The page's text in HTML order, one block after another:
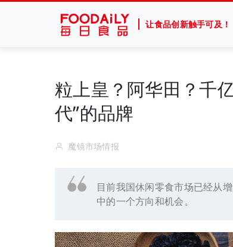
让食品创新触手可及！
粒上皇？阿华田？千
代”的品牌
魔镜市场情报
目前我国休闲零食市场已经从
中的一个方向和机会。